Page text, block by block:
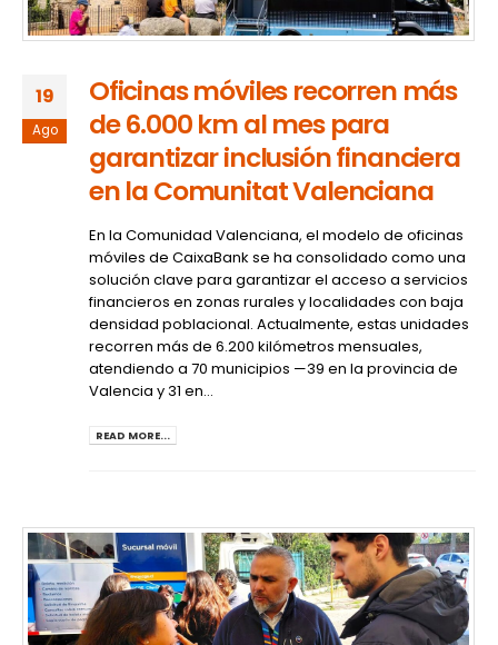
19
Ago
Oficinas móviles recorren más
de 6.000 km al mes para
garantizar inclusión financiera
en la Comunitat Valenciana
En la Comunidad Valenciana, el modelo de oficinas
móviles de CaixaBank se ha consolidado como una
solución clave para garantizar el acceso a servicios
financieros en zonas rurales y localidades con baja
densidad poblacional. Actualmente, estas unidades
recorren más de 6.200 kilómetros mensuales,
atendiendo a 70 municipios —39 en la provincia de
Valencia y 31 en...
READ MORE...